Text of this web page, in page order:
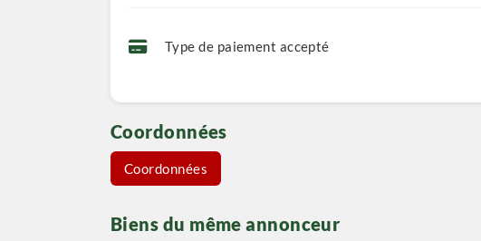
Type de paiement accepté
Coordonnées
Coordonnées
Biens du même annonceur